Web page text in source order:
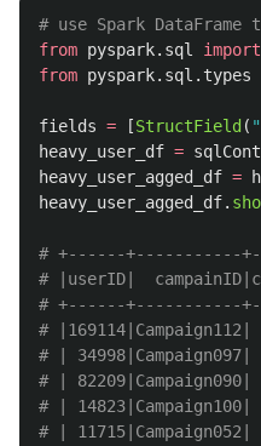
from pyspark.sql import
from pyspark.sql.types
fields = [StructField ( "
heavy_user_df =
heavy_user_agged_df =
heavy_user_agged_df.
# +------+-----------
# |userID|
# +------+-----------
#
# |
# |
# |
# |